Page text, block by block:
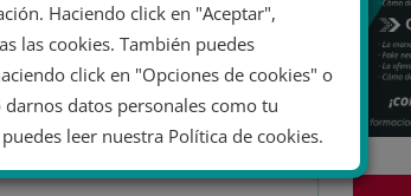
este tipo de empresas se suelen
puede estar enfocada a
Vírgenes son algunos de los
periodística de los Papeles de
concreta, también se
Haciendo click en "Aceptar",
las cookies. También puedes
click en "Opciones de cookies" o
datos personales como tu
leer nuestra Política de cookies.